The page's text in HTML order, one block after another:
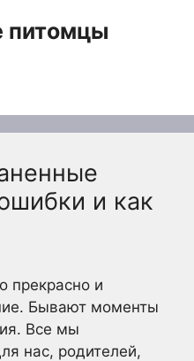
и как
прекрасно и
Бывают моменты
Все мы
нас, родителей,